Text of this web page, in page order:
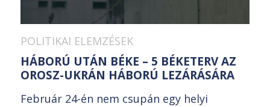
POLITIKAI ELEMZÉSEK
HÁBORÚ UTÁN BÉKE – 5 BÉKETERV AZ
OROSZ-UKRÁN HÁBORÚ LEZÁRÁSÁRA
Február 24-én nem csupán egy helyi